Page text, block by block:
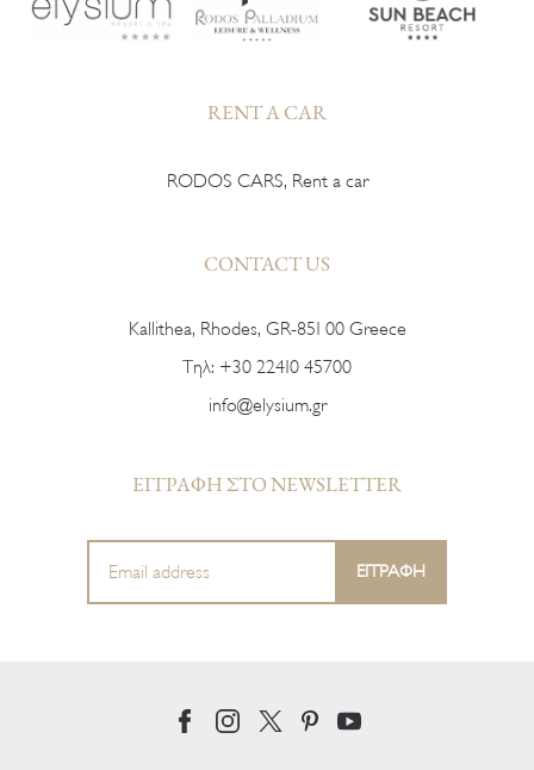
RENT A CAR
RODOS CARS, Rent a car
CONTACT US
Kallithea, Rhodes, GR-851 00 Greece
Тηλ: +30 22410 45700
info@elysium.gr
ΕΓΓΡΑΦΗ ΣΤΟ NEWSLETTER